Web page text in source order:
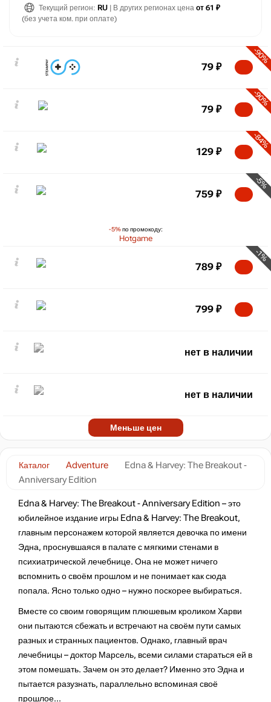
Каталог Adventure
Edna & Harvey: The Breakout -
Anniversary Edition
Edna & Harvey: The Breakout - Anniversary Edition – это
юбилейное издание игры Edna & Harvey: The Breakout,
главным персонажем которой является девочка по имени
Эдна, проснувшаяся в палате с мягкими стенами в
психиатрической лечебнице. Она не может ничего
вспомнить о своём прошлом и не понимает как сюда
попала. Ясно только одно – нужно поскорее выбираться.
Вместе со своим говорящим плюшевым кроликом Харви
они пытаются сбежать и встречают на своём пути самых
разных и странных пациентов. Однако, главный врач
лечебницы – доктор Марсель, всеми силами стараться ей в
этом помешать. Зачем он это делает? Именно это Эдна и
пытается разузнать, параллельно вспоминая своё
прошлое...
Текущий регион: RU | В других регионах цена от 61 ₽
(без учета ком. при оплате)
-90%
79 ₽
-90%
79 ₽
-84%
129 ₽
-5%по промокоду:
Hotgame
-5%
759 ₽
-1%
789 ₽
799 ₽
нет в наличии
нет в наличии
Меньше цен